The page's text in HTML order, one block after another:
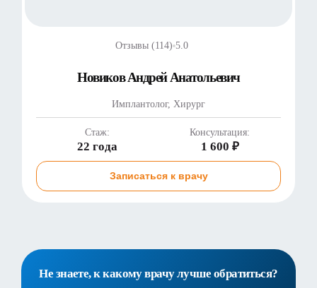
Отзывы (114) 5.0
Новиков Андрей Анатольевич
Имплантолог, Хирург
Стаж:
22 года
Консультация:
1 600 ₽
Записаться к врачу
Не знаете, к какому врачу лучше обратиться?